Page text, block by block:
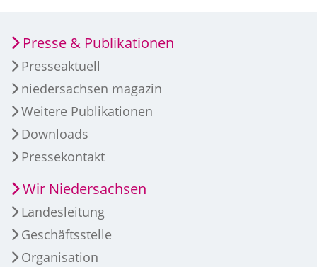
Presse & Publikationen
Presseaktuell
niedersachsen magazin
Weitere Publikationen
Downloads
Pressekontakt
Wir Niedersachsen
Landesleitung
Geschäftsstelle
Organisation